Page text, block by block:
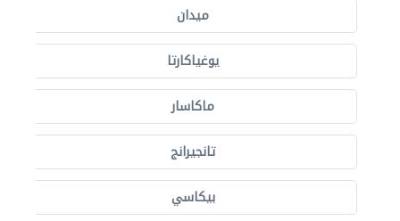
ميدان
يوغياكارتا
ماكاسار
تانجيرانج
بيكاسي